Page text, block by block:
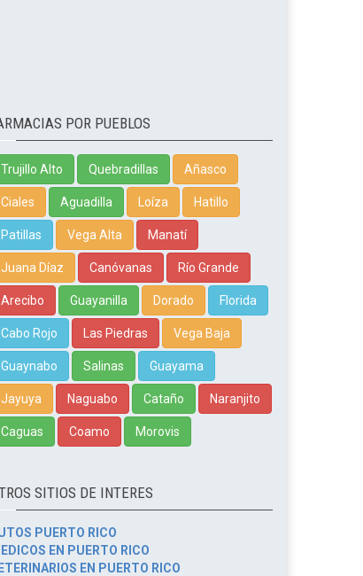
POR PUEBLOS
Trujillo Alto Quebradillas Añasco
Ciales Aguadilla Loíza Hatillo
Patillas Vega Alta Manatí
Juana Díaz Canóvanas Río Grande
Arecibo Guayanilla Dorado Florida
Cabo Rojo Las Piedras Vega Baja
Guaynabo Salinas Guayama
Jayuya Naguabo Cataño Naranjito
Caguas Coamo Morovis
SITIOS DE INTERES
PUERTO RICO
EN PUERTO RICO
EN PUERTO RICO